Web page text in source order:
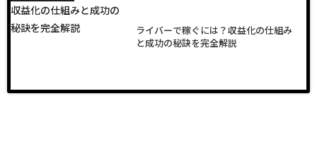
ライバーで稼ぐには？収益化の仕組み
と成功の秘訣を完全解説